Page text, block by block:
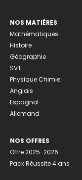
NOS MATIÈRES
Mathématiques
Histoire
Géographie
SVT
Physique Chimie
Anglais
Espagnol
Allemand
NOS OFFRES
Offre 2025-2026
Pack Réussite 4 ans